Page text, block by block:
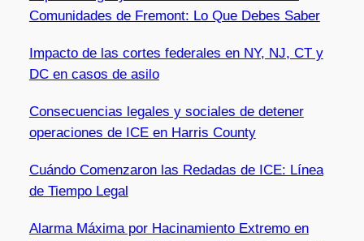
Comunidades de Fremont: Lo Que Debes Saber
Impacto de las cortes federales en NY, NJ, CT y
DC en casos de asilo
Consecuencias legales y sociales de detener
operaciones de ICE en Harris County
Cuándo Comenzaron las Redadas de ICE: Línea
de Tiempo Legal
Alarma Máxima por Hacinamiento Extremo en